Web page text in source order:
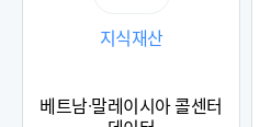
지식재산
베트남·말레이시아 콜센터